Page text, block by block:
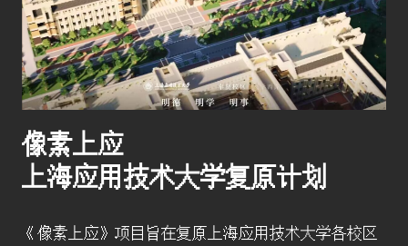
像素上应
上海应用技术大学复原计划
《像素上应》项目旨在复原上海应用技术大学各校区